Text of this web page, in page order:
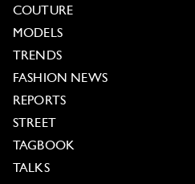
COUTURE
MODELS
TRENDS
FASHION NEWS
REPORTS
STREET
TAGBOOK
TALKS